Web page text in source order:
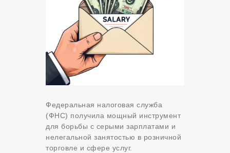
Федеральная налоговая служба
(ФНС) получила мощный инструмент
для борьбы с серыми зарплатами и
нелегальной занятостью в розничной
торговле и сфере услуг.